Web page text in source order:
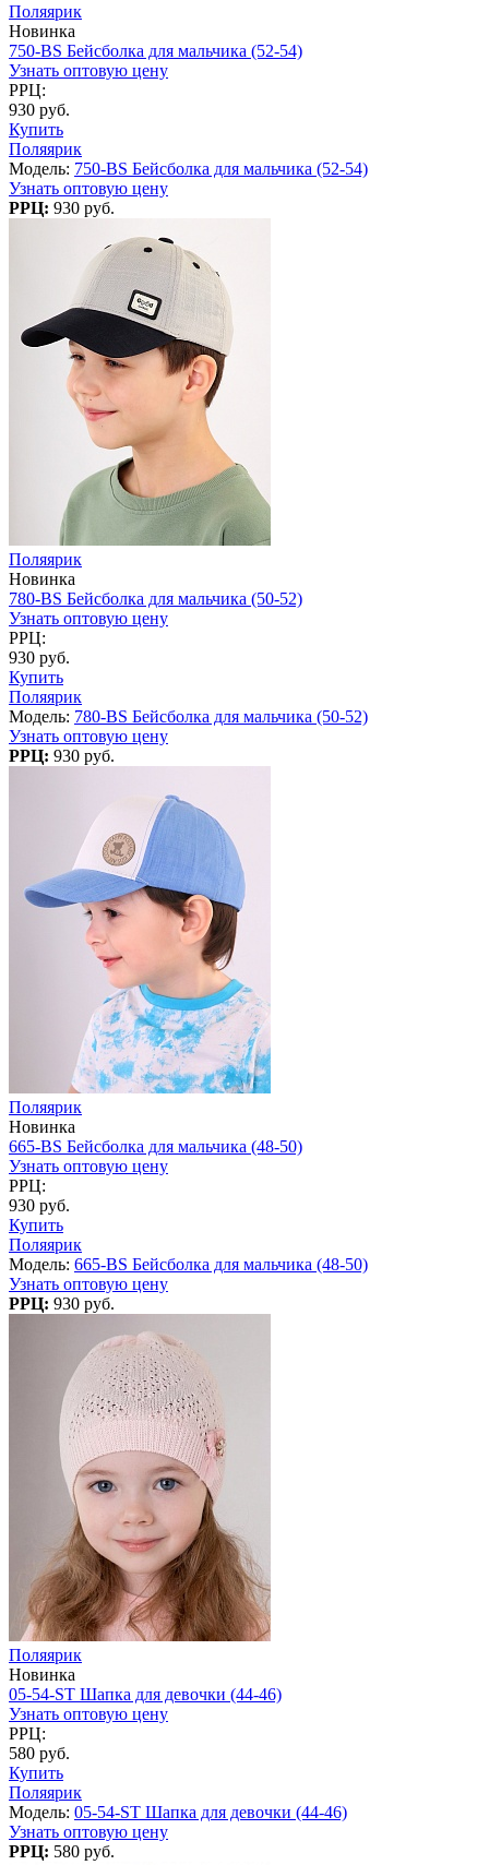
Поляярик
Новинка
750-BS Бейсболка для мальчика (52-54)
Узнать оптовую цену
РРЦ:
930 руб.
Купить
Поляярик
Модель: 750-BS Бейсболка для мальчика (52-54)
Узнать оптовую цену
РРЦ: 930 руб.
Поляярик
Новинка
780-BS Бейсболка для мальчика (50-52)
Узнать оптовую цену
РРЦ:
930 руб.
Купить
Поляярик
Модель: 780-BS Бейсболка для мальчика (50-52)
Узнать оптовую цену
РРЦ: 930 руб.
Поляярик
Новинка
665-BS Бейсболка для мальчика (48-50)
Узнать оптовую цену
РРЦ:
930 руб.
Купить
Поляярик
Модель: 665-BS Бейсболка для мальчика (48-50)
Узнать оптовую цену
РРЦ: 930 руб.
Поляярик
Новинка
05-54-ST Шапка для девочки (44-46)
Узнать оптовую цену
РРЦ:
580 руб.
Купить
Поляярик
Модель: 05-54-ST Шапка для девочки (44-46)
Узнать оптовую цену
РРЦ: 580 руб.